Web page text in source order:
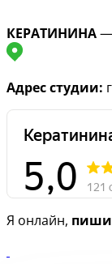
КЕРАТИНИНА—
Адрес студии:
Я онлайн,